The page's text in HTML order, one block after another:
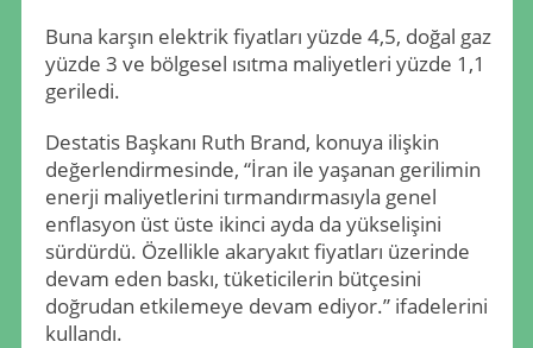
Buna karşın elektrik fiyatları yüzde 4,5, doğal gaz
yüzde 3 ve bölgesel ısıtma maliyetleri yüzde 1,1
geriledi.
Destatis Başkanı Ruth Brand, konuya ilişkin
değerlendirmesinde, “İran ile yaşanan gerilimin
enerji maliyetlerini tırmandırmasıyla genel
enflasyon üst üste ikinci ayda da yükselişini
sürdürdü. Özellikle akaryakıt fiyatları üzerinde
devam eden baskı, tüketicilerin bütçesini
doğrudan etkilemeye devam ediyor.” ifadelerini
kullandı.